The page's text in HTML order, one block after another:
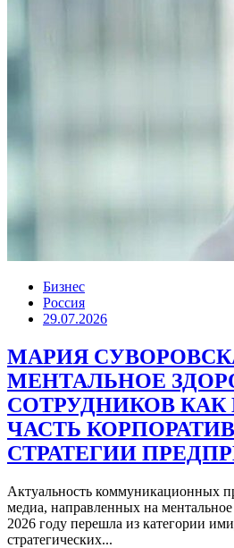
Бизнес
Россия
29.07.2026
МАРИЯ
МЕНТАЛЬНОЕ
СОТРУДНИКОВ
ЧАСТЬ
СТРАТЕГИИ
Актуальность коммуникационных
медиа, направленных на ментальное
2026 году перешла из категории
стратегических...